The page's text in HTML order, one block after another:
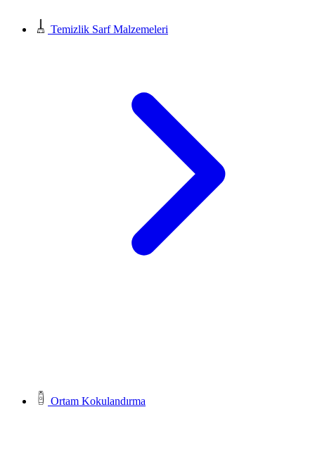
Temizlik Sarf Malzemeleri
Ortam Kokulandırma